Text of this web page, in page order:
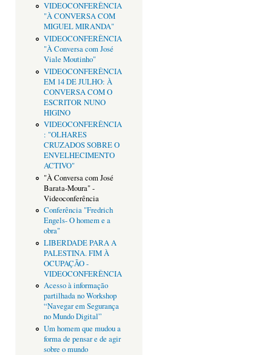
VIDEOCONFERÊNCIA
"À CONVERSA COM
MIGUEL MIRANDA"
VIDEOCONFERÊNCIA
"À Conversa com José
Viale Moutinho"
VIDEOCONFERÊNCIA
EM 14 DE JULHO: À
CONVERSA COM O
ESCRITOR NUNO
HIGINO
VIDEOCONFERÊNCIA
: "OLHARES
CRUZADOS SOBRE O
ENVELHECIMENTO
ACTIVO"
"À Conversa com José
Barata-Moura" -
Videoconferência
Conferência "Fredrich
Engels- O homem e a
obra"
LIBERDADE PARA A
PALESTINA. FIM À
OCUPAÇÃO -
VIDEOCONFERÊNCIA
Acesso à informação
partilhada no Workshop
“Navegar em Segurança
no Mundo Digital”
Um homem que mudou a
forma de pensar e de agir
sobre o mundo